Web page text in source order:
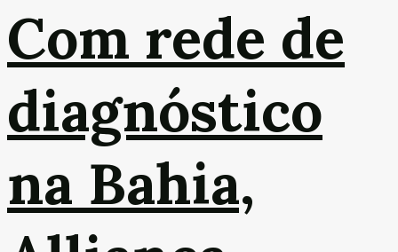
Com rede de
diagnóstico
na Bahia,